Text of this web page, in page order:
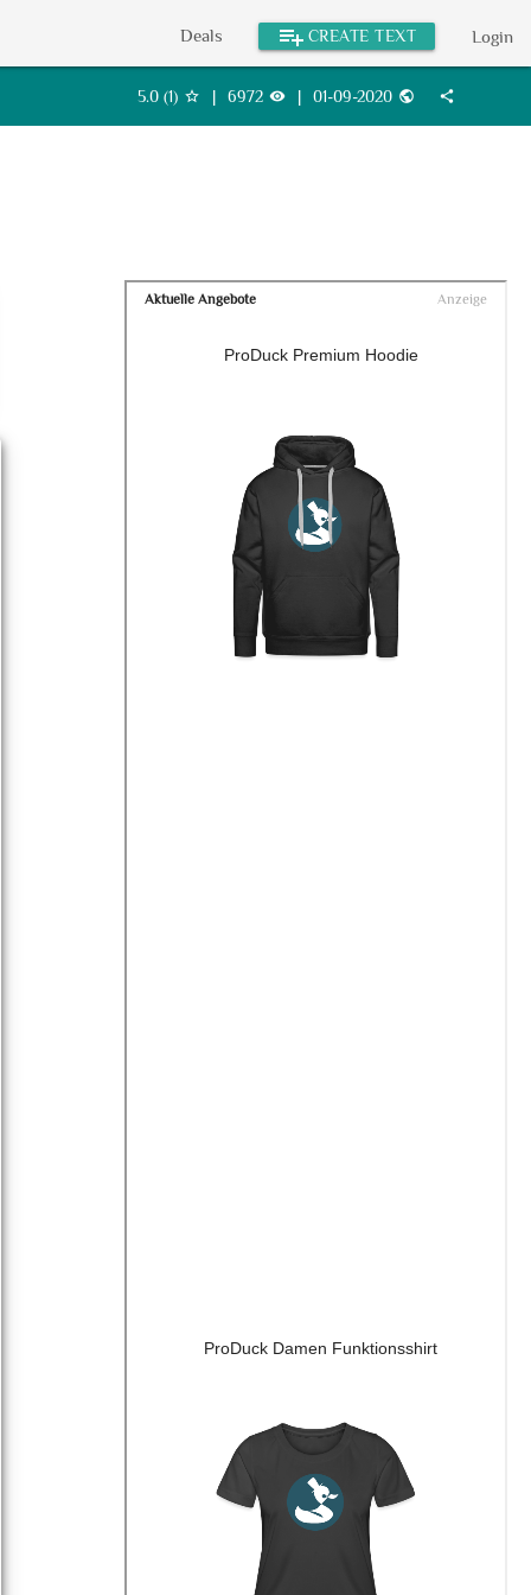
Deals playlist_add CREATE TEXT Login
5.0 (1) star_border | 6972 visibility | 01-09-2020 public share
Anzeige
Aktuelle Angebote
ProDuck Premium Hoodie
ProDuck Damen Funktionsshirt